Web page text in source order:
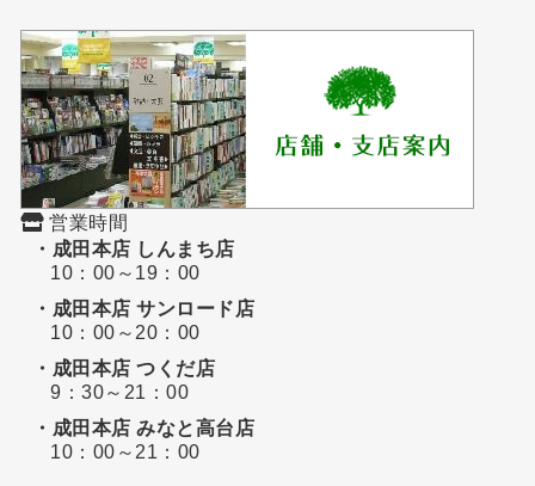
営業時間
・成田本店 しんまち店
10：00～19：00
・成田本店 サンロード店
10：00～20：00
・成田本店 つくだ店
9：30～21：00
・成田本店 みなと高台店
10：00～21：00